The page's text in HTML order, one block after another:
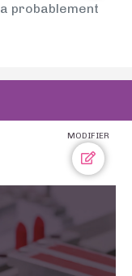
probablement
MODIFIER